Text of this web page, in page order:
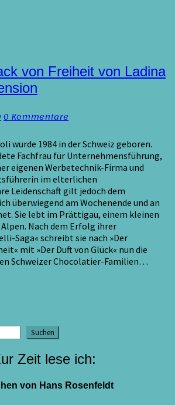
von Freiheit von Ladina
Kommentare
0 Kommentare
wurde 1984 in der Schweiz geboren.
Fachfrau für Unternehmensführung,
eigenen Werbetechnik-Firma und
im elterlichen
Leidenschaft gilt jedoch dem
überwiegend am Wochenende und an
Sie lebt im Prättigau, einem kleinen
Nach dem Erfolg ihrer
Saga« schreibt sie nach »Der
mit »Der Duft von Glück« nun die
Schweizer Chocolatier-Familien…
Suchen
Zeit lese ich:
von Hans Rosenfeldt